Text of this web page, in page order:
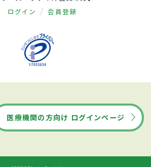
ログイン 会員登録
医療機関の方向け ログインページ